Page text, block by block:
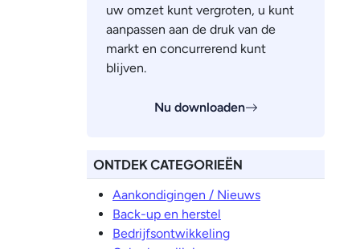
uw omzet kunt vergroten, u kunt
aanpassen aan de druk van de
markt en concurrerend kunt
blijven.
Nu downloaden
ONTDEK CATEGORIEËN
Aankondigingen / Nieuws
Back-up en herstel
Bedrijfsontwikkeling